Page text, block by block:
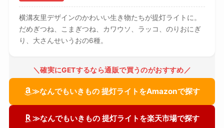
横溝友里デザインのかわいい生き物たちが提灯ライトに。
だめぎつね、こまぎつね、カワウソ、ラッコ、のりおにぎ
り、大さんせいうおの6種。
＼確実にGETするなら通販で買うのがおすすめ／
≫なんでもいきもの 提灯ライトをAmazonで探す
≫なんでもいきもの 提灯ライトを楽天市場で探す